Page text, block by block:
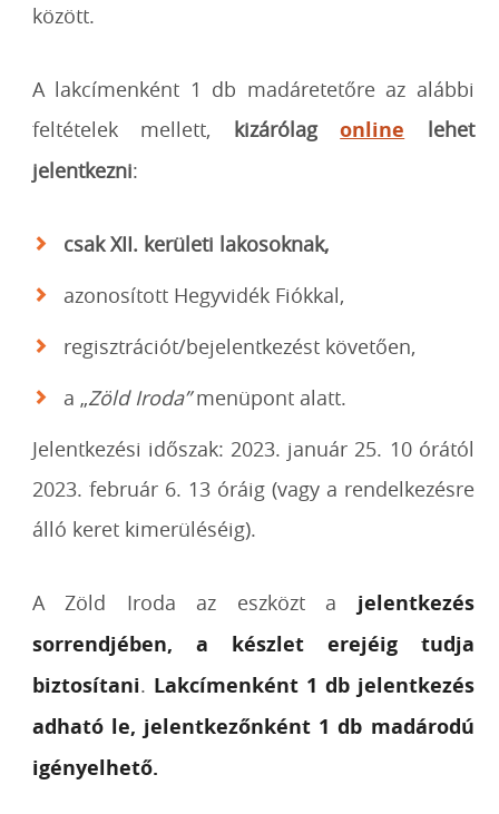
között.
A lakcímenként 1 db madáretetőre az alábbi
feltételek mellett, kizárólagonline lehet
jelentkezni:
csak XII. kerületi lakosoknak,
azonosított Hegyvidék Fiókkal,
regisztrációt/bejelentkezést követően,
a „Zöld Iroda”menüpont alatt.
Jelentkezési időszak: 2023. január 25. 10 órától
2023. február 6. 13 óráig (vagy a rendelkezésre
álló keret kimerüléséig).
A Zöld Iroda az eszközt a jelentkezés
sorrendjében, a készlet erejéig tudja
biztosítani. Lakcímenként 1 db jelentkezés
adható le, jelentkezőnként 1 db madárodú
igényelhető.